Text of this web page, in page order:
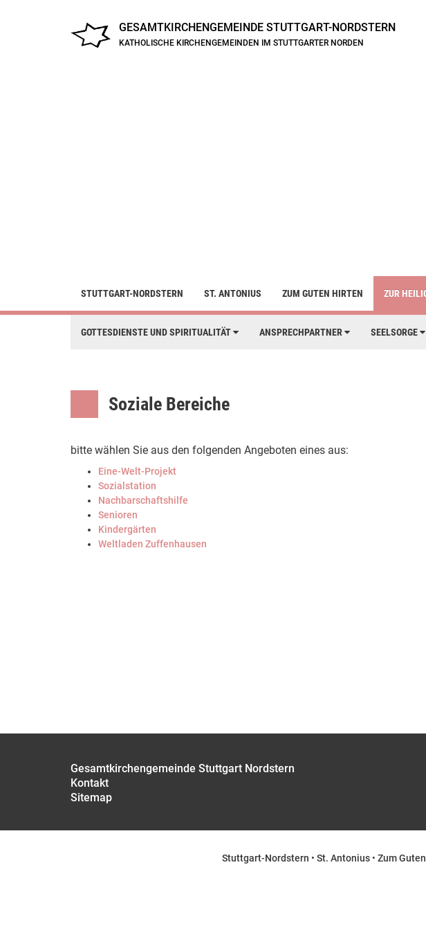
GESAMTKIRCHENGEMEINDE STUTTGART-NORDSTERN
KATHOLISCHE KIRCHENGEMEINDEN IM STUTTGARTER NORDEN
STUTTGART-NORDSTERN ST. ANTONIUS ZUM GUTEN HIRTEN ZUR
GOTTESDIENSTE UND SPIRITUALITÄT ANSPRECHPARTNER SEELSORGE
Soziale Bereiche
bitte wählen Sie aus den folgenden Angeboten eines aus:
Eine-Welt-Projekt
Sozialstation
Nachbarschaftshilfe
Senioren
Kindergärten
Weltladen Zuffenhausen
Gesamtkirchengemeinde Stuttgart Nordstern
Kontakt
Sitemap
Stuttgart-Nordstern • St. Antonius• Zum